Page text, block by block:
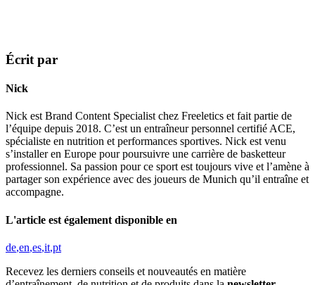
Écrit par
Nick
Nick est Brand Content Specialist chez Freeletics et fait partie de
l’équipe depuis 2018. C’est un entraîneur personnel certifié ACE,
spécialiste en nutrition et performances sportives. Nick est venu
s’installer en Europe pour poursuivre une carrière de basketteur
professionnel. Sa passion pour ce sport est toujours vive et l’amène à
partager son expérience avec des joueurs de Munich qu’il entraîne et
accompagne.
L'article est également disponible en
de en es it pt
Recevez les derniers conseils et nouveautés en matière